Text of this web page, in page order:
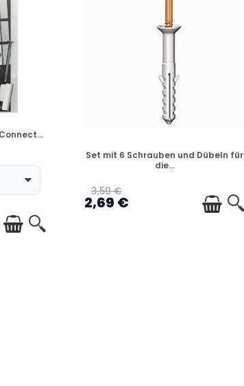
Set mit 6 Schrauben und Dübeln für
die...
3,59 €
2,69 €